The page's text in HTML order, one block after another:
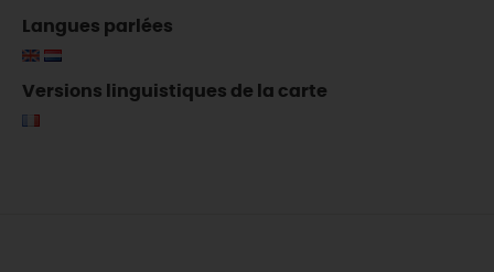
Langues parlées
Versions linguistiques de la carte